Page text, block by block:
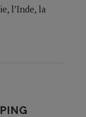
l’Inde, la